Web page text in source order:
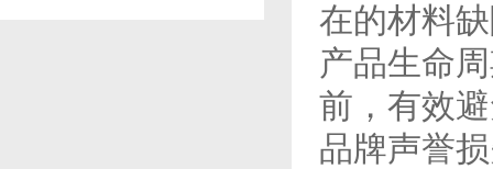
在的材料
产品生命
前，有效
品牌声誉